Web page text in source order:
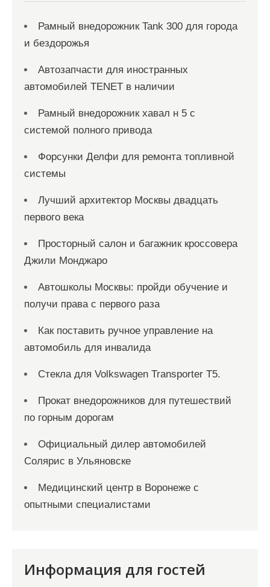
Рамный внедорожник Tank 300 для города
и бездорожья
Автозапчасти для иностранных
автомобилей TENET в наличии
Рамный внедорожник хавал н 5 с
системой полного привода
Форсунки Делфи для ремонта топливной
системы
Лучший архитектор Москвы двадцать
первого века
Просторный салон и багажник кроссовера
Джили Монджаро
Автошколы Москвы: пройди обучение и
получи права с первого раза
Как поставить ручное управление на
автомобиль для инвалида
Стекла для Volkswagen Transporter T5.
Прокат внедорожников для путешествий
по горным дорогам
Официальный дилер автомобилей
Солярис в Ульяновске
Медицинский центр в Воронеже с
опытными специалистами
Информация для гостей